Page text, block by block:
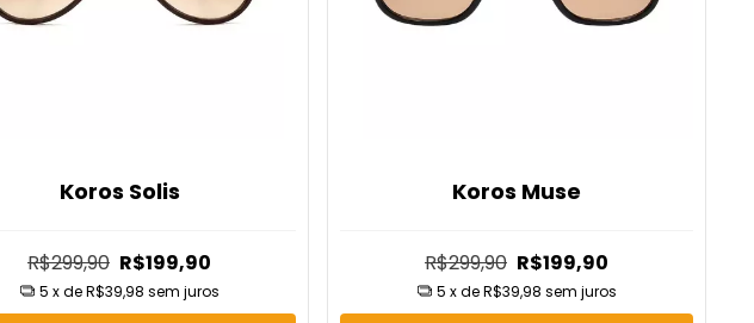
Koros Solis
R$299,90 R$199,90
5 x deR$39,98 sem juros
Koros Muse
R$299,90 R$199,90
5 x deR$39,98 sem juros